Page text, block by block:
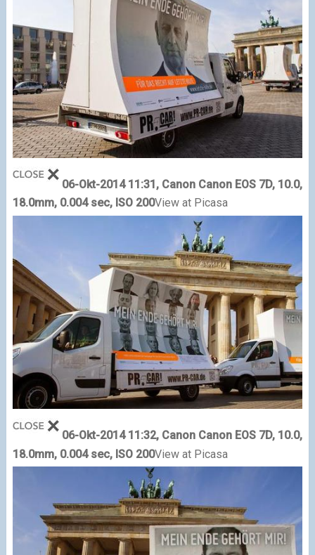
06-Okt-2014 11:31, Canon Canon EOS 7D, 10.0,
18.0mm, 0.004 sec, ISO 200View at Picasa
06-Okt-2014 11:32, Canon Canon EOS 7D, 10.0,
18.0mm, 0.004 sec, ISO 200View at Picasa